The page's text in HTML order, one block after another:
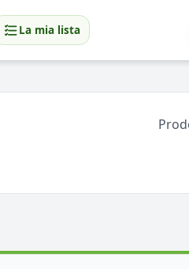
La mia lista